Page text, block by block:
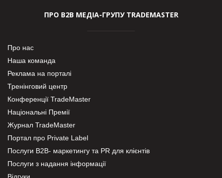
ПРО В2В МЕДІА-ГРУПУ TRADEMASTER
Про нас
Наша команда
Реклама на порталі
Тренінговий центр
Конференції TradeMaster
Національні Премії
Журнал TradeMaster
Портал про Private Label
Послуги В2В- маркетингу та PR для клієнтів
Послуги з надання інформації